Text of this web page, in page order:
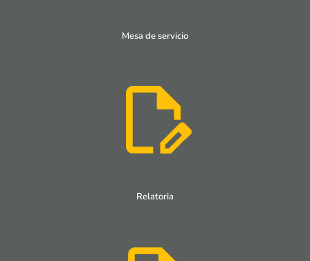
Mesa de servicio
Relatoria